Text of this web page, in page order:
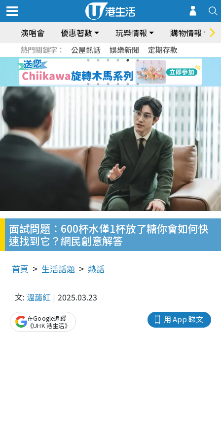
演唱會 優惠著數 玩樂情報 購物情報
熱門關鍵字： 公屋熱話 娛樂新聞 定期存款
面試問題：600杯水僅1杯放了糖你會如何快
速找到它？網民創意解答
首頁 生活話題 熱話
文: 溫藹紅 2025.03.23
用 App 睇文
在Google追蹤
《UHK 港生活》